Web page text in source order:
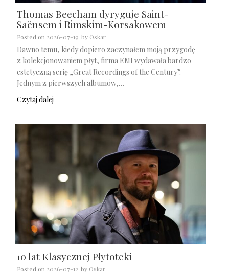
Thomas Beecham dyryguje Saint-
Saënsem i Rimskim-Korsakowem
Posted on 2026-07-19 by Oskar
Dawno temu, kiedy dopiero zaczynałem moją przygodę
z kolekcjonowaniem płyt, firma EMI wydawała bardzo
estetyczną serię „Great Recordings of the Century”.
Jednym z pierwszych albumów,…
Czytaj dalej
10 lat Klasycznej Płytoteki
Posted on 2026-07-12 by Oskar